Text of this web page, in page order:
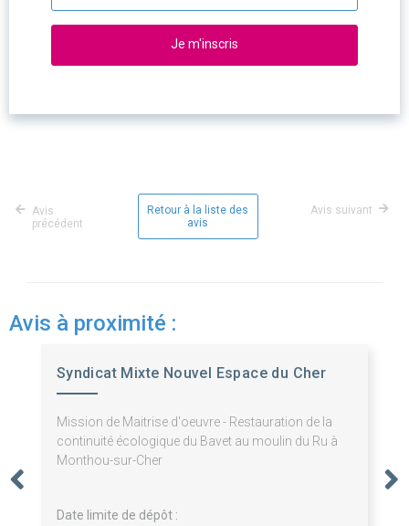
Je m'inscris
Avis
précédent
Retour à la liste des
avis
Avis suivant
Avis à proximité :
Syndicat Mixte Nouvel Espace du Cher
Mission de Maitrise d'oeuvre - Restauration de la
continuité écologique du Bavet au moulin du Ru à
Monthou-sur-Cher
Date limite de dépôt :